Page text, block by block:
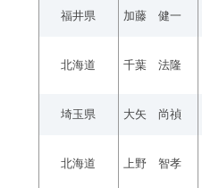
福井県 加藤 健一
北海道 千葉 法隆
埼玉県 大矢 尚禎
北海道 上野 智孝